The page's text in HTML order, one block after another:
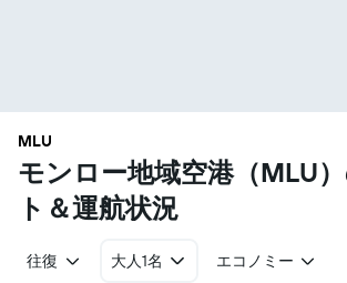
MLU
モンロー地域空港​（MLU​
ト＆運航状況
往復 大人1名 エコノミー